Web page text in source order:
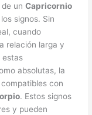
de unCapricornio
signos. Sin
cuando
relación larga y
estas
absolutas, la
con
. Estos signos
y pueden